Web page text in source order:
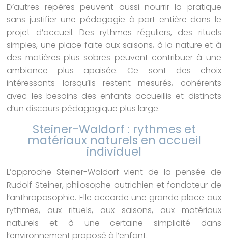
D’autres repères peuvent aussi nourrir la pratique
sans justifier une pédagogie à part entière dans le
projet d’accueil. Des rythmes réguliers, des rituels
simples, une place faite aux saisons, à la nature et à
des matières plus sobres peuvent contribuer à une
ambiance plus apaisée. Ce sont des choix
intéressants lorsqu’ils restent mesurés, cohérents
avec les besoins des enfants accueillis et distincts
d’un discours pédagogique plus large.
Steiner-Waldorf : rythmes et
matériaux naturels en accueil
individuel
L’approche Steiner-Waldorf vient de la pensée de
Rudolf Steiner, philosophe autrichien et fondateur de
l’anthroposophie. Elle accorde une grande place aux
rythmes, aux rituels, aux saisons, aux matériaux
naturels et à une certaine simplicité dans
l’environnement proposé à l’enfant.